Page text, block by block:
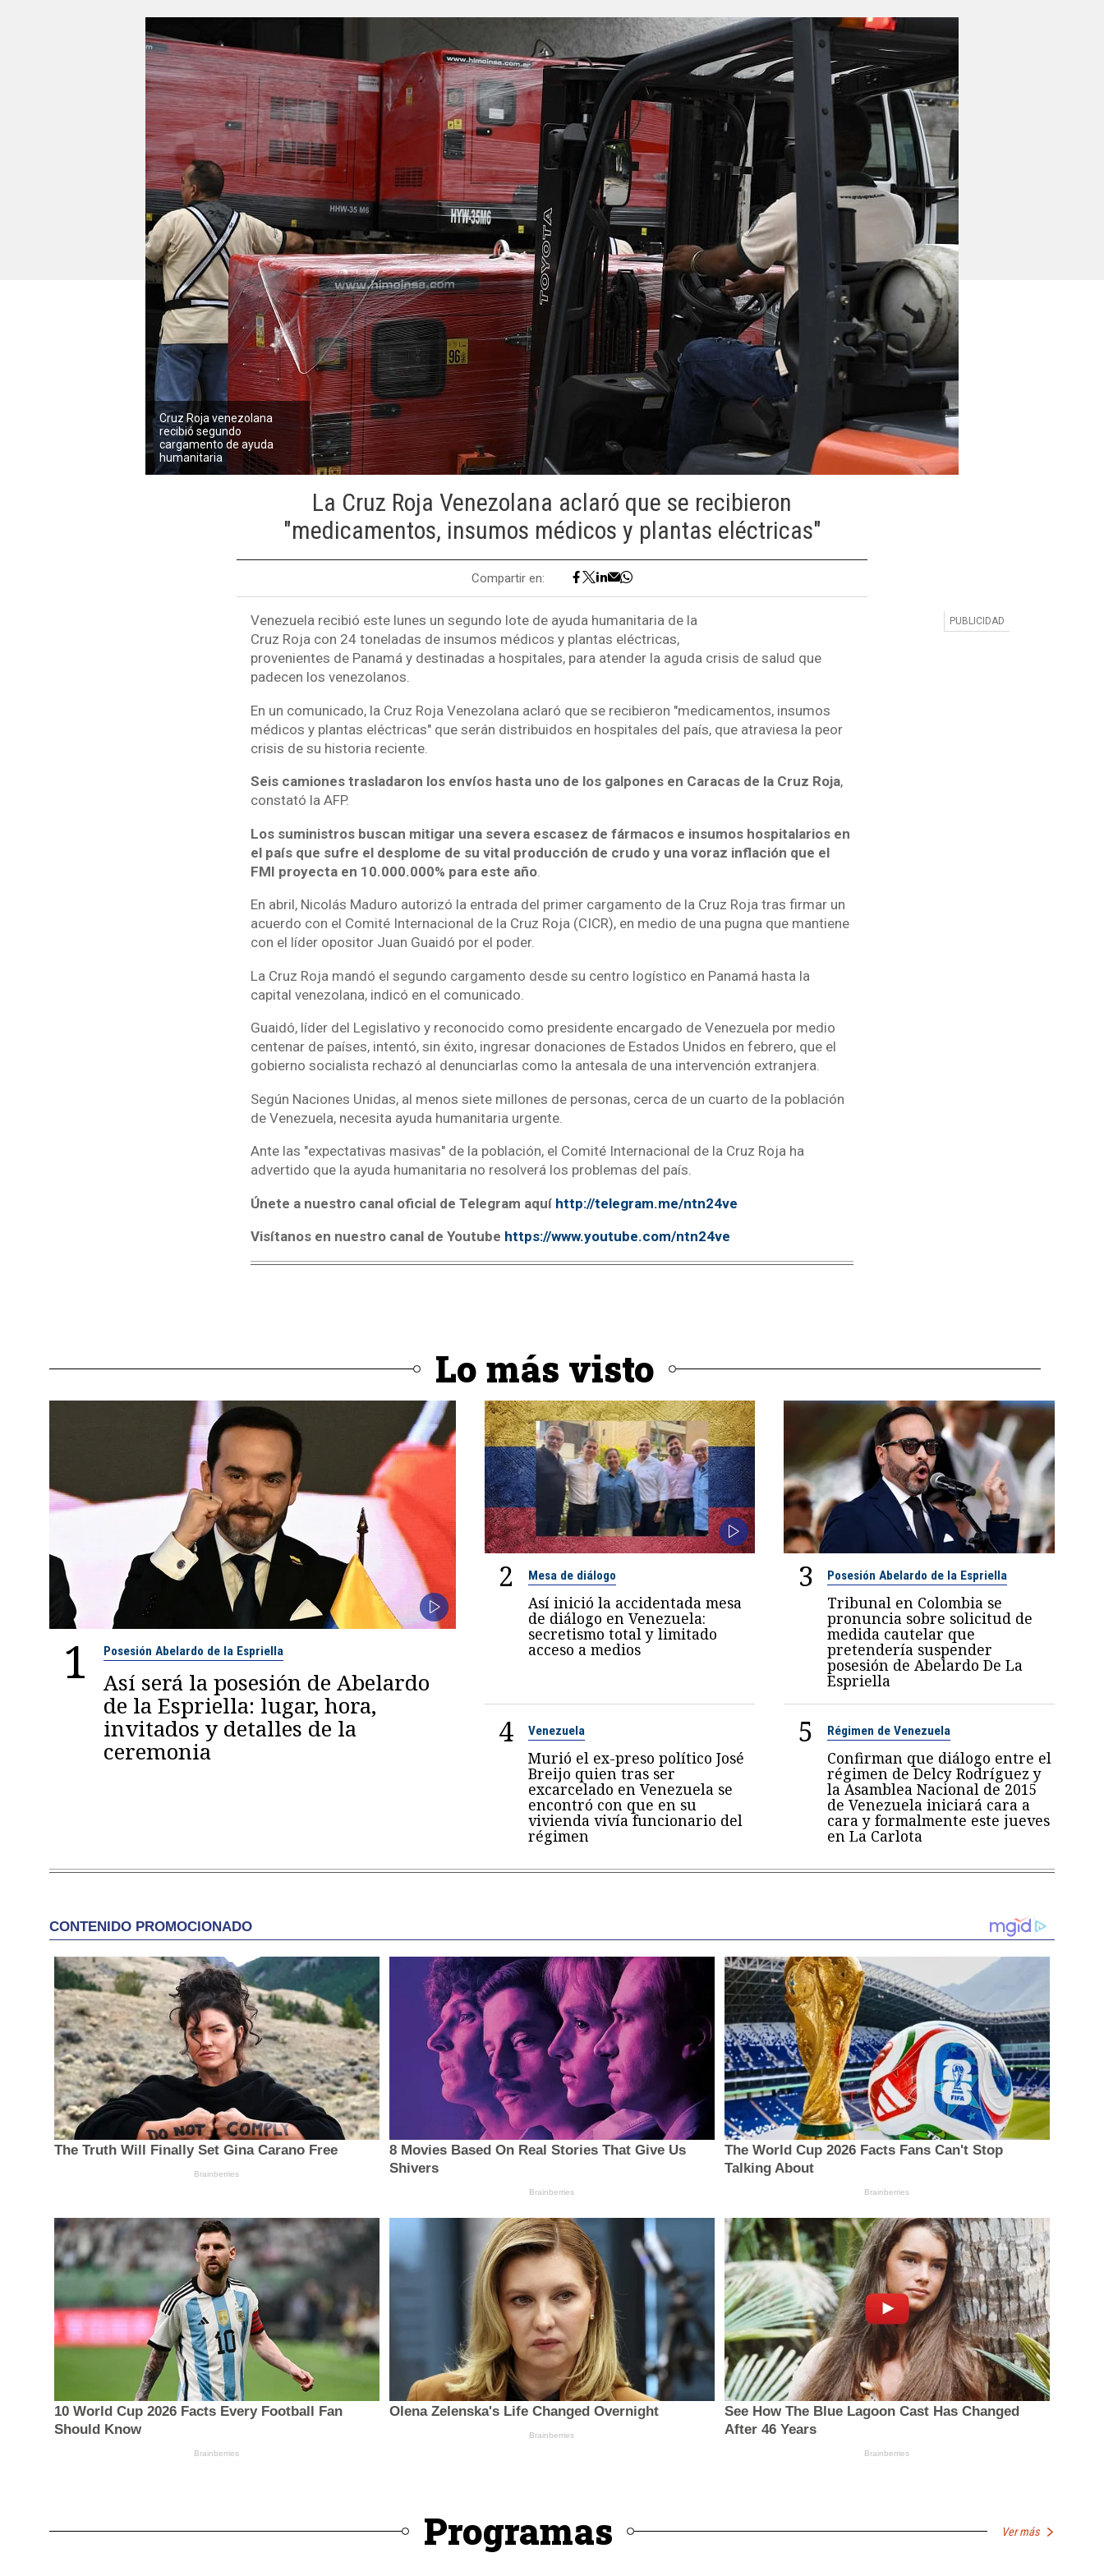
Cruz Roja venezolana
recibió segundo
cargamento de ayuda
humanitaria
La Cruz Roja Venezolana aclaró que se recibieron
"medicamentos, insumos médicos y plantas eléctricas"
Compartir en:
Venezuela recibió este lunes un segundo lote de ayuda humanitaria de la
Cruz Roja con 24 toneladas de insumos médicos y plantas eléctricas,
provenientes de Panamá y destinadas a hospitales, para atender la aguda crisis de salud que
padecen los venezolanos.
En un comunicado, la Cruz Roja Venezolana aclaró que se recibieron "medicamentos, insumos
médicos y plantas eléctricas" que serán distribuidos en hospitales del país, que atraviesa la peor
crisis de su historia reciente.
Seis camiones trasladaron los envíos hasta uno de los galpones en Caracas de la Cruz Roja,
constató la AFP.
Los suministros buscan mitigar una severa escasez de fármacos e insumos hospitalarios en
el país que sufre el desplome de su vital producción de crudo y una voraz inflación que el
FMI proyecta en 10.000.000% para este año.
En abril, Nicolás Maduro autorizó la entrada del primer cargamento de la Cruz Roja tras firmar un
acuerdo con el Comité Internacional de la Cruz Roja (CICR), en medio de una pugna que mantiene
con el líder opositor Juan Guaidó por el poder.
La Cruz Roja mandó el segundo cargamento desde su centro logístico en Panamá hasta la
capital venezolana, indicó en el comunicado.
Guaidó, líder del Legislativo y reconocido como presidente encargado de Venezuela por medio
centenar de países, intentó, sin éxito, ingresar donaciones de Estados Unidos en febrero, que el
gobierno socialista rechazó al denunciarlas como la antesala de una intervención extranjera.
Según Naciones Unidas, al menos siete millones de personas, cerca de un cuarto de la población
de Venezuela, necesita ayuda humanitaria urgente.
Ante las "expectativas masivas" de la población, el Comité Internacional de la Cruz Roja ha
advertido que la ayuda humanitaria no resolverá los problemas del país.
Únete a nuestro canal oficial de Telegram aquí http://telegram.me/ntn24ve
Visítanos en nuestro canal de Youtube https://www.youtube.com/ntn24ve
Lo más visto
1 Posesión Abelardo de la Espriella
Así será la posesión de Abelardo
de la Espriella: lugar, hora,
invitados y detalles de la
ceremonia
2 Mesa de diálogo
Así inició la accidentada mesa
de diálogo en Venezuela:
secretismo total y limitado
acceso a medios
3 Posesión Abelardo de la Espriella
Tribunal en Colombia se
pronuncia sobre solicitud de
medida cautelar que
pretendería suspender
posesión de Abelardo De La
Espriella
4 Venezuela
Murió el ex-preso político José
Breijo quien tras ser
excarcelado en Venezuela se
encontró con que en su
vivienda vivía funcionario del
régimen
5 Régimen de Venezuela
Confirman que diálogo entre el
régimen de Delcy Rodríguez y
la Asamblea Nacional de 2015
de Venezuela iniciará cara a
cara y formalmente este jueves
en La Carlota
Programas Ver más